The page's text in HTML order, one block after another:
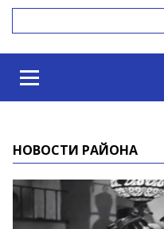
НОВОСТИ РАЙОНА